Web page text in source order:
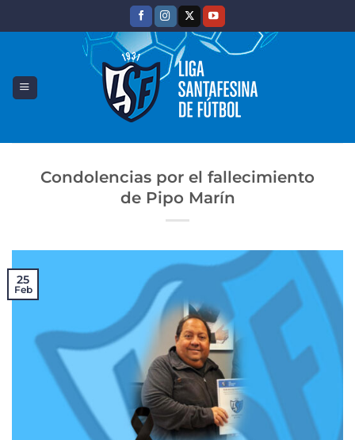
Condolencias por el fallecimiento
de Pipo Marín
25
Feb